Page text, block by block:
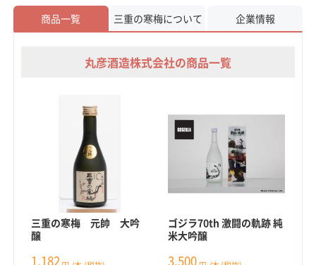
商品一覧 三重の寒梅について 企業情報
丸彦酒造株式会社の商品一覧
三重の寒梅 元帥 大吟
醸
1,182
ゴジラ70th 激闘の軌跡 純
米大吟醸
3,500